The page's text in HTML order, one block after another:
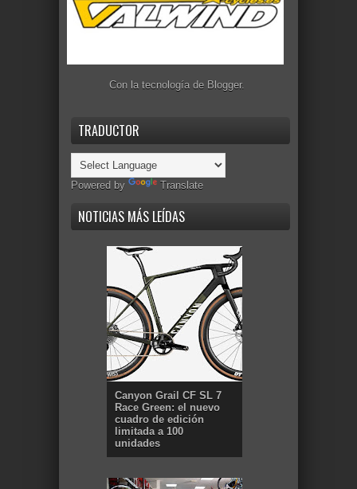
Con la tecnología de Blogger.
TRADUCTOR
Powered by Translate
NOTICIAS MÁS LEÍDAS
Canyon Grail CF SL 7
Race Green: el nuevo
cuadro de edición
limitada a 100
unidades